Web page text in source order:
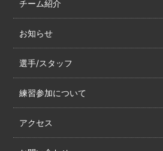
チーム紹介
お知らせ
選手/スタッフ
練習参加について
アクセス